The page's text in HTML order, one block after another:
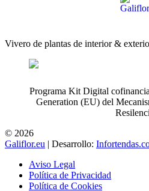
Vivero de plantas de interior &
Programa Kit Digital
Generation (EU) del
© 2026
Galiflor.eu | Desarrollo:
Aviso Legal
Política de Privacidad
Política de Cookies